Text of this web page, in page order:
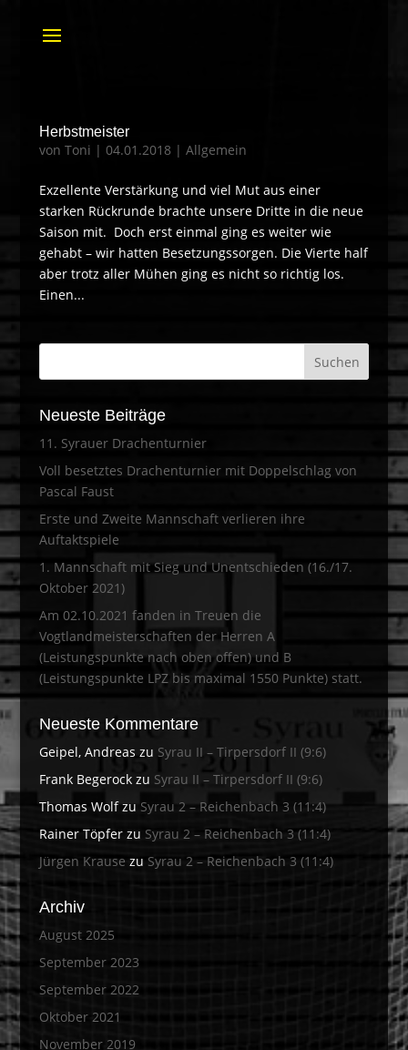
Herbstmeister
von Toni | 04.01.2018 | Allgemein
Exzellente Verstärkung und viel Mut aus einer
starken Rückrunde brachte unsere Dritte in die neue
Saison mit. Doch erst einmal ging es weiter wie
gehabt – wir hatten Besetzungssorgen. Die Vierte half
aber trotz aller Mühen ging es nicht so richtig los.
Einen...
Neueste Beiträge
11. Syrauer Drachenturnier
Voll besetztes Drachenturnier mit Doppelschlag von
Pascal Faust
Erste und Zweite Mannschaft verlieren ihre
Auftaktspiele
1. Mannschaft mit Sieg und Unentschieden (16./17.
Oktober 2021)
Am 02.10.2021 fanden in Treuen die
Vogtlandmeisterschaften der Herren A
(Leistungspunkte nach oben offen) und B
(Leistungspunkte LPZ bis maximal 1550 Punkte) statt.
Neueste Kommentare
Geipel, Andreas zu Syrau II – Tirpersdorf II (9:6)
Frank Begerockzu Syrau II – Tirpersdorf II (9:6)
Thomas Wolfzu Syrau 2 – Reichenbach 3 (11:4)
Rainer Töpferzu Syrau 2 – Reichenbach 3 (11:4)
Jürgen Krausezu Syrau 2 – Reichenbach 3 (11:4)
Archiv
August 2025
September 2023
September 2022
Oktober 2021
November 2019